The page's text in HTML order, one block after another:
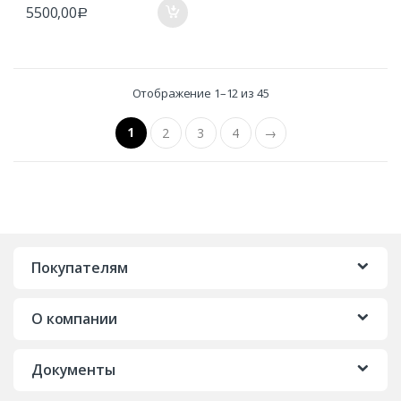
5500,00Р
Отображение 1–12 из 45
1 2 3 4 →
Покупателям
О компании
Документы